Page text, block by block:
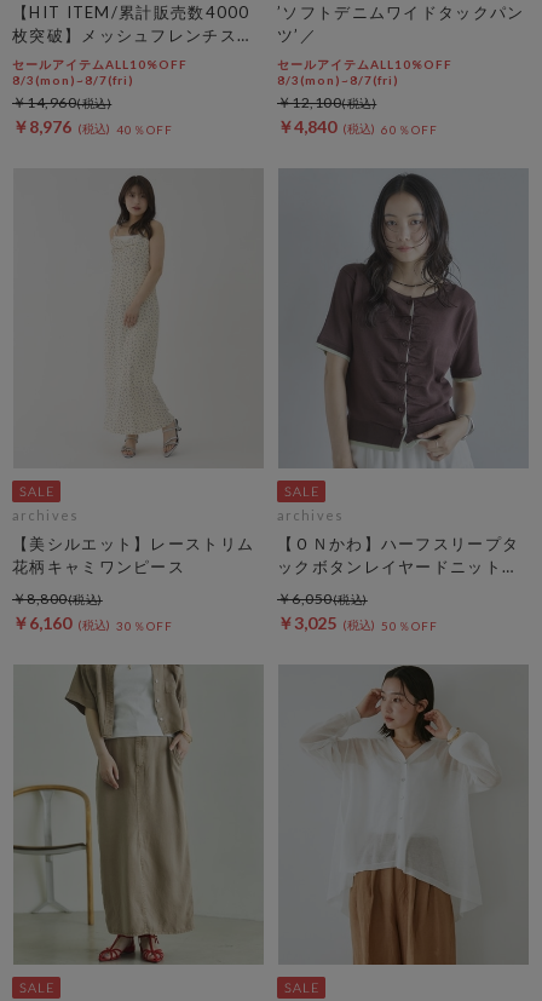
【HIT ITEM/累計販売数4000
枚突破】メッシュフレンチスリ
ーブジャケット／
セールアイテムALL10%OFF
8/3(mon)~8/7(fri)
￥8,976 40％OFF
￥14,960
’ソフトデニムワイドタックパン
ツ’／
セールアイテムALL10%OFF
8/3(mon)~8/7(fri)
￥4,840 60％OFF
￥12,100
archives
【美シルエット】レーストリム
花柄キャミワンピース
￥6,160 30％OFF
￥8,800
archives
【ＯＮかわ】ハーフスリープタ
ックボタンレイヤードニットカ
ーディガン
￥3,025 50％OFF
￥6,050